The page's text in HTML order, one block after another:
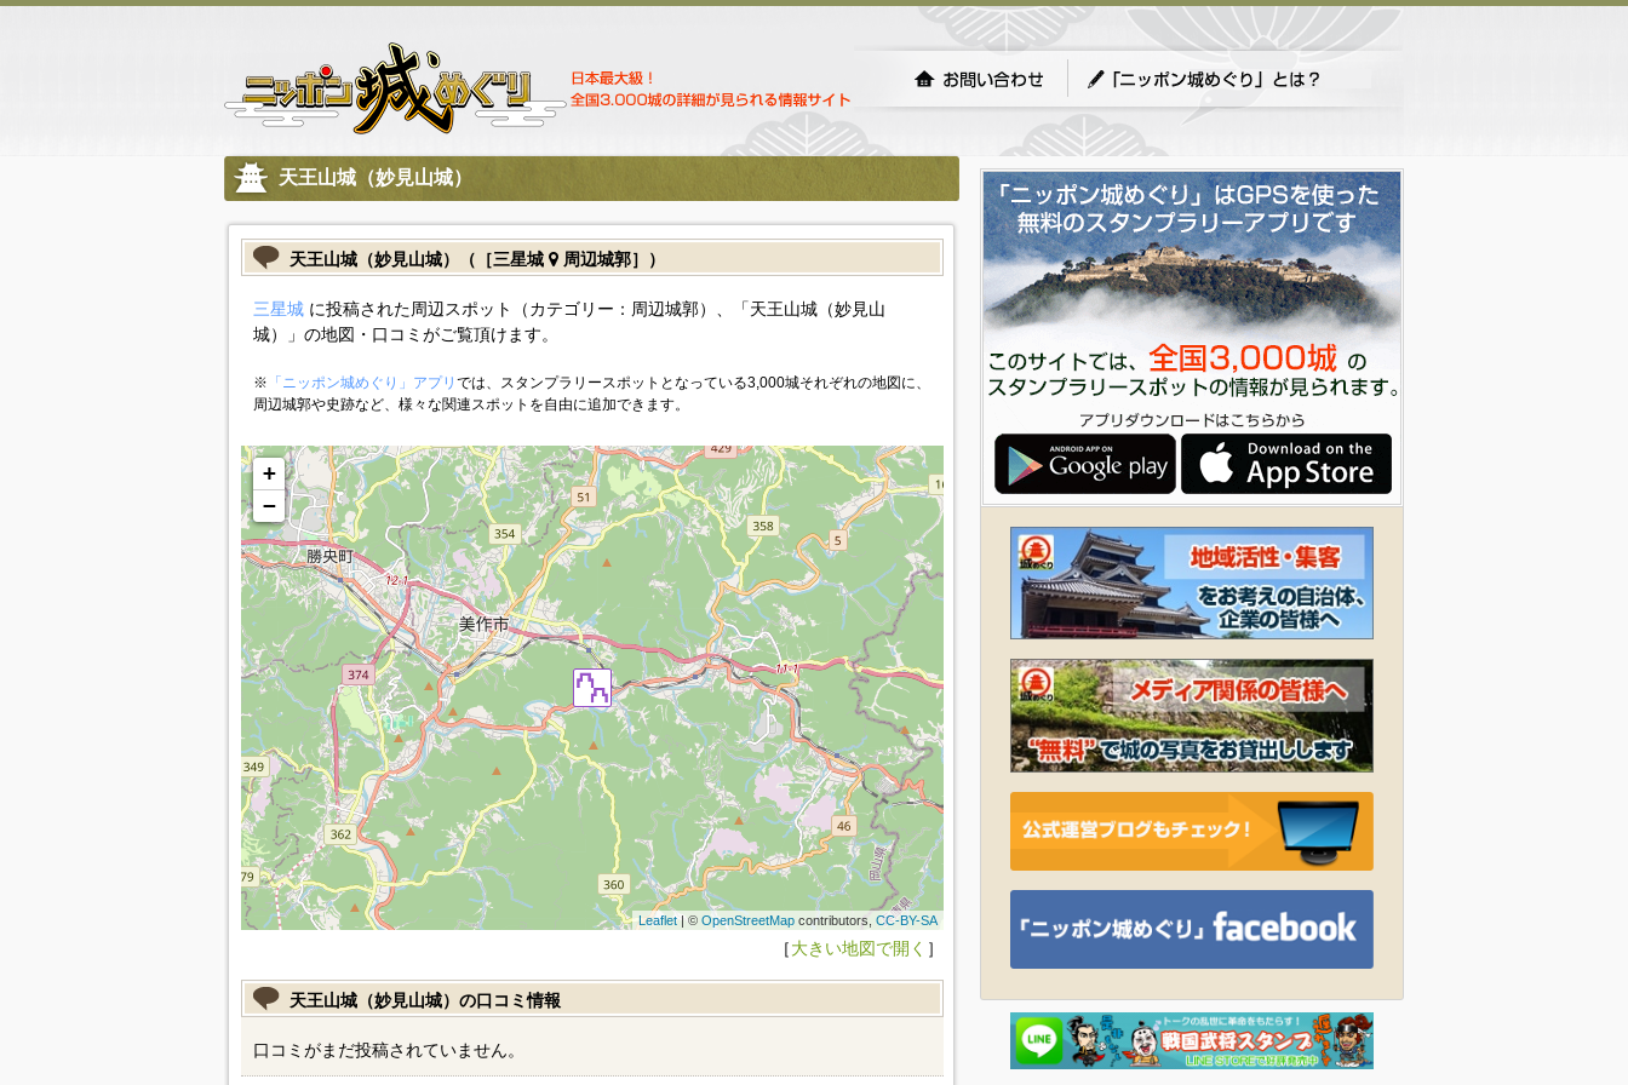
天王山城（妙見山城）
天王山城（妙見山城）（［三星城 周辺城郭］）
三星城に投稿された周辺スポット（カテゴリー：周辺城郭）、「天王山城（妙見山
城）」の地図・口コミがご覧頂けます。
※ 「ニッポン城めぐり」アプリ では、スタンプラリースポットとなっている3,000城それぞれの地図に、
周辺城郭や史跡など、様々な関連スポットを自由に追加できます。
+
−
Leaflet| © OpenStreetMapcontributors, CC-BY-SA
［大きい地図で開く ］
天王山城（妙見山城）の口コミ情報
口コミがまだ投稿されていません。